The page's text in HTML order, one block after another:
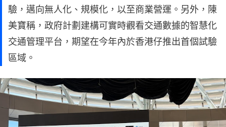
驗，邁向無人化、規模化，以至商業營運。另外，陳
美寶稱，政府計劃建構可實時觀看交通數據的智慧化
交通管理平台，期望在今年內於香港仔推出首個試驗
區域。